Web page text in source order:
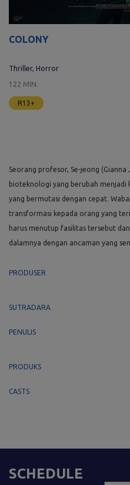
COLONY
Thriller, Horror
122 MIN.
R13+
Seorang profesor, Se-jeong
bioteknologi yang berubah menjadi
yang bermutasi dengan cepat.
transformasi kepada orang yang
harus menutup fasilitas tersebut
dalamnya dengan ancaman yang
PRODUSER
SUTRADARA
PENULIS
PRODUKS
CASTS
SCHEDULE